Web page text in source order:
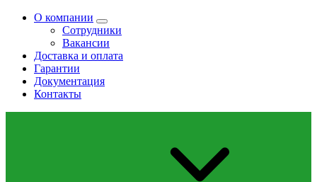
О компании
Сотрудники
Вакансии
Доставка и оплата
Гарантии
Документация
Контакты